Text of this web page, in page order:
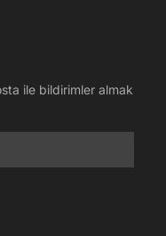
ile bildirimler almak